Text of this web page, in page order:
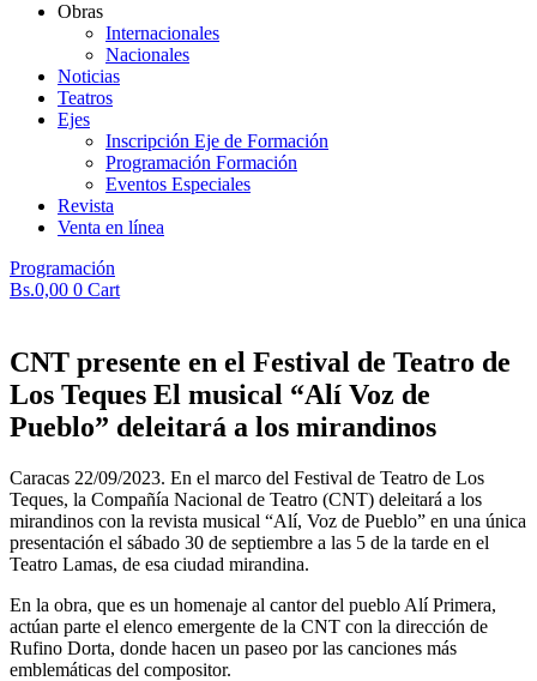
Obras
Internacionales
Nacionales
Noticias
Teatros
Ejes
Inscripción Eje de Formación
Programación Formación
Eventos Especiales
Revista
Venta en línea
Programación
Bs.0,00 0 Cart
CNT presente en el Festival de Teatro de
Los Teques El musical “Alí Voz de
Pueblo” deleitará a los mirandinos
Caracas 22/09/2023. En el marco del Festival de Teatro de Los
Teques, la Compañía Nacional de Teatro (CNT) deleitará a los
mirandinos con la revista musical “Alí, Voz de Pueblo” en una única
presentación el sábado 30 de septiembre a las 5 de la tarde en el
Teatro Lamas, de esa ciudad mirandina.
En la obra, que es un homenaje al cantor del pueblo Alí Primera,
actúan parte el elenco emergente de la CNT con la dirección de
Rufino Dorta, donde hacen un paseo por las canciones más
emblemáticas del compositor.